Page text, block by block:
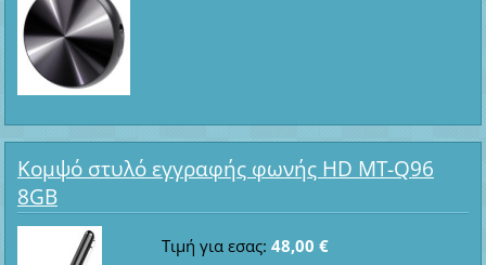
Κομψό στυλό εγγραφής φωνής HD MT-Q96
8GB
Τιμή για εσας: 48,00 €